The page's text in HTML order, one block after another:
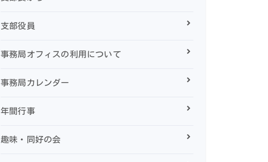
支部役員
事務局オフィスの利用について
事務局カレンダー
年間行事
趣味・同好の会